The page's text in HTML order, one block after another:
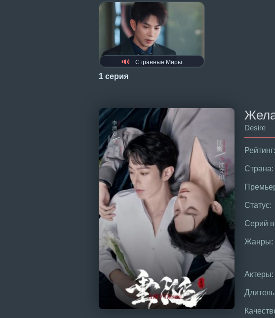
Странные Миры
1 серия
Desire
Рейтинг:
Страна:
Статус:
Серий
Жанры:
Актеры: